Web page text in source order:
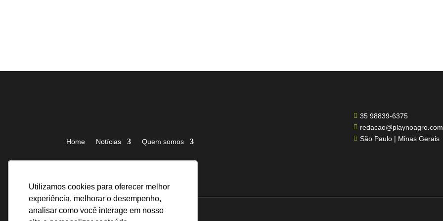
Utilizamos cookies para oferecer melhor
experiência, melhorar o desempenho,
analisar como você interage em nosso
Home Notícias Quem somos
 35 98839-6375

 São Paulo | Minas Gerais